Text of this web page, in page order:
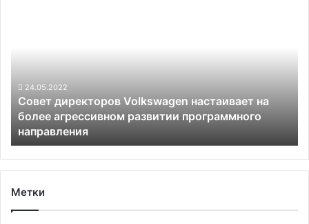
агрессивном
развитии
программного
направления
24.05.2022
Совет директоров Volkswagen настаивает на
более агрессивном развитии программного
направления
Метки